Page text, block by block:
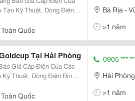
Tạo Kỹ Thuật, Dòng Điện
Quốc
Bà Rịa -
>1 năm
Tại Hải Phòng
Kỹ Thuật, Dòng Điện Định
Quốc
0905 ***
Hải Phòng
>1 năm